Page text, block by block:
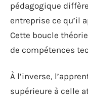
pédagogique
entreprise ce qu’il
Cette boucle
de compétences
À l’inverse,
supérieure à celle